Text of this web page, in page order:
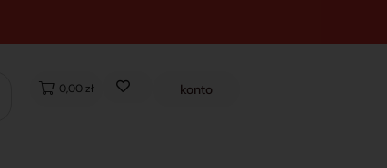
0,00 zł konto